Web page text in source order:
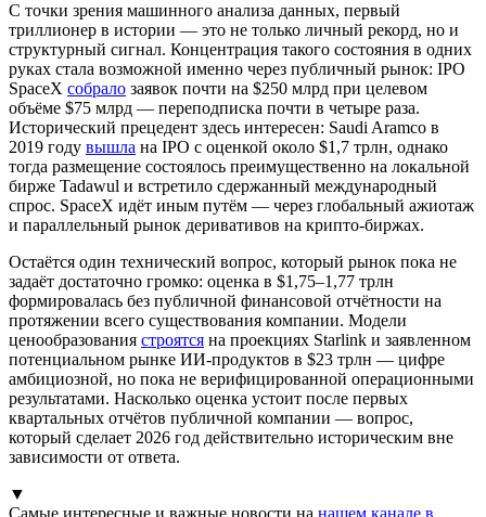
С точки зрения машинного анализа данных, первый
триллионер в истории — это не только личный рекорд, но и
структурный сигнал. Концентрация такого состояния в одних
руках стала возможной именно через публичный рынок: IPO
SpaceX собрало заявок почти на $250 млрд при целевом
объёме $75 млрд — переподписка почти в четыре раза.
Исторический прецедент здесь интересен: Saudi Aramco в
2019 году вышла на IPO с оценкой около $1,7 трлн, однако
тогда размещение состоялось преимущественно на локальной
бирже Tadawul и встретило сдержанный международный
спрос. SpaceX идёт иным путём — через глобальный ажиотаж
и параллельный рынок деривативов на крипто-биржах.
Остаётся один технический вопрос, который рынок пока не
задаёт достаточно громко: оценка в $1,75–1,77 трлн
формировалась без публичной финансовой отчётности на
протяжении всего существования компании. Модели
ценообразования строятся на проекциях Starlink и заявленном
потенциальном рынке ИИ-продуктов в $23 трлн — цифре
амбициозной, но пока не верифицированной операционными
результатами. Насколько оценка устоит после первых
квартальных отчётов публичной компании — вопрос,
который сделает 2026 год действительно историческим вне
зависимости от ответа.
▼
Самые интересные и важные новости на нашем канале в